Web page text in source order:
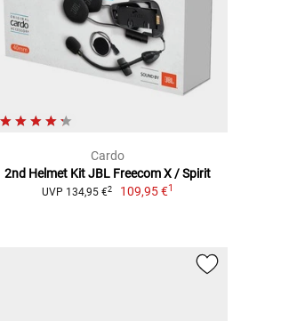
Cardo
2nd Helmet Kit JBL Freecom X / Spirit
UVP 134,95 €2 109,95 €1